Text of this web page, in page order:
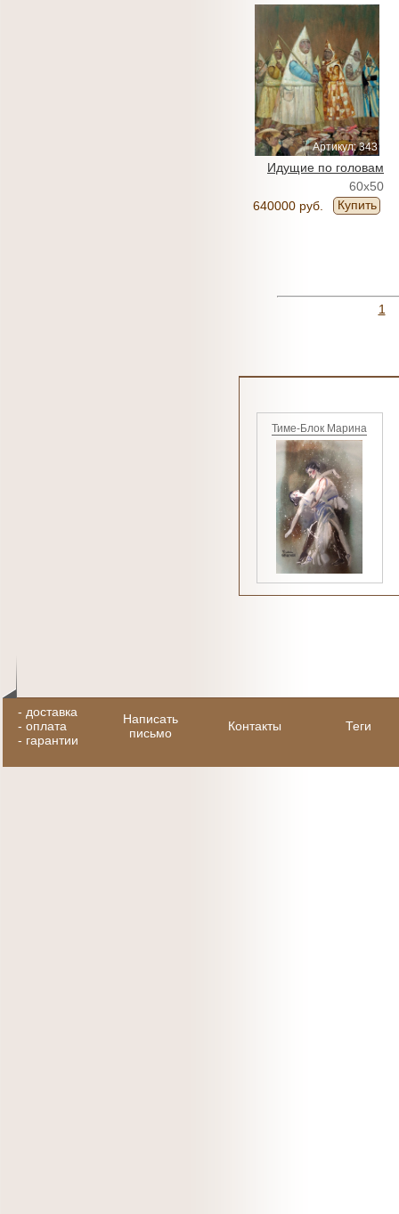
Артикул: 343
Идущие по головам
60x50
640000 руб.
Купить
1
Тиме-Блок Марина
- доставка
- оплата
- гарантии
Написать
письмо
Контакты Теги